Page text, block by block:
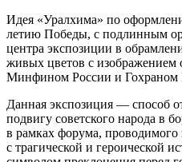
Идея «Уралхима» по
летию Победы, с подлинным
центра экспозиции в
живых цветов с изображением
Минфином России и Гохраном
Данная экспозиция — способ
подвигу советского народа в
в рамках форума,
с трагической и героической